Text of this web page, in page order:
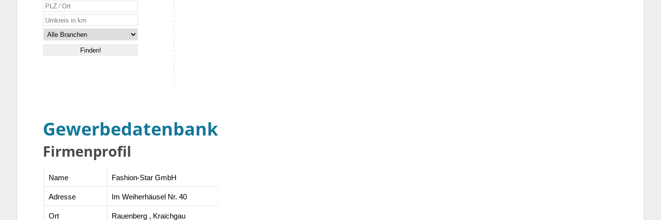
Gewerbedatenbank
Firmenprofil
Name Fashion-Star GmbH
Adresse Im Weiherhäusel Nr. 40
Ort Rauenberg , Kraichgau